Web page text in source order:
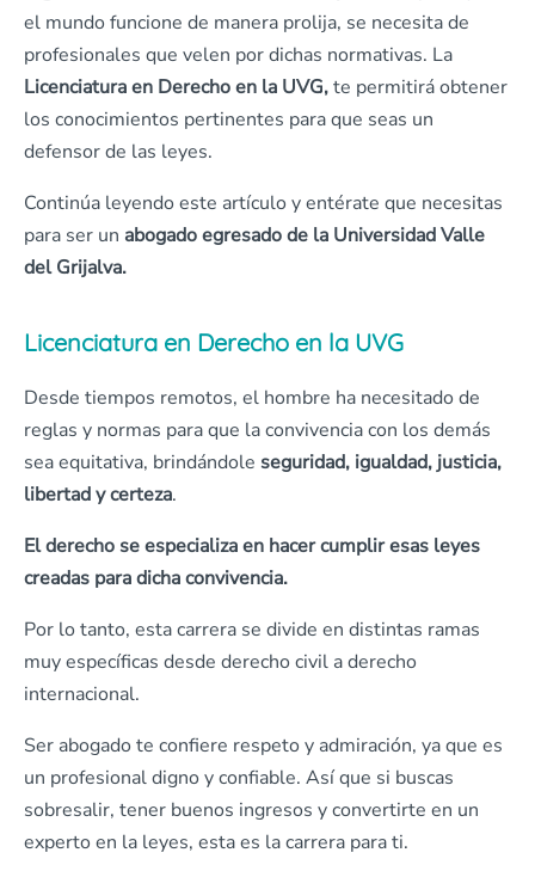
el mundo funcione de manera prolija, se necesita de
profesionales que velen por dichas normativas. La
Licenciatura en Derecho en la UVG,te permitirá obtener
los conocimientos pertinentes para que seas un
defensor de las leyes.
Continúa leyendo este artículo y entérate que necesitas
para ser un abogado egresado de la Universidad Valle
del Grijalva.
Licenciatura en Derecho en la UVG
Desde tiempos remotos, el hombre ha necesitado de
reglas y normas para que la convivencia con los demás
sea equitativa, brindándole seguridad, igualdad, justicia,
libertad y certeza.
El derecho se especializa en hacer cumplir esas leyes
creadas para dicha convivencia.
Por lo tanto, esta carrera se divide en distintas ramas
muy específicas desde derecho civil a derecho
internacional.
Ser abogado te confiere respeto y admiración, ya que es
un profesional digno y confiable. Así que si buscas
sobresalir, tener buenos ingresos y convertirte en un
experto en la leyes, esta es la carrera para ti.